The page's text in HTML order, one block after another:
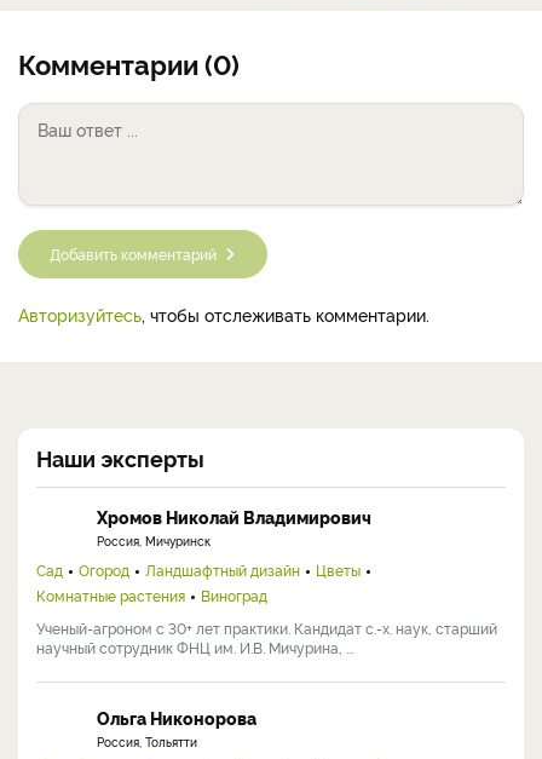
Комментарии (0)
Добавить комментарий
Авторизуйтесь, чтобы отслеживать комментарии.
Наши эксперты
Хромов Николай Владимирович
Россия, Мичуринск
Сад Огород Ландшафтный дизайн
Цветы
Комнатные растения
Виноград
Ученый-агроном с 30+ лет практики. Кандидат с.-х. наук, старший
научный сотрудник ФНЦ им. И.В. Мичурина, ...
Ольга Никонорова
Россия, Тольятти